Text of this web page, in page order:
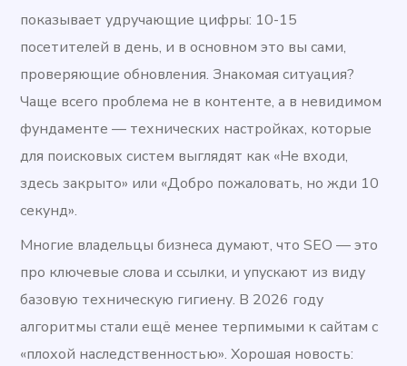
показывает удручающие цифры: 10-15
посетителей в день, и в основном это вы сами,
проверяющие обновления. Знакомая ситуация?
Чаще всего проблема не в контенте, а в невидимом
фундаменте — технических настройках, которые
для поисковых систем выглядят как «Не входи,
здесь закрыто» или «Добро пожаловать, но жди 10
секунд».
Многие владельцы бизнеса думают, что SEO — это
про ключевые слова и ссылки, и упускают из виду
базовую техническую гигиену. В 2026 году
алгоритмы стали ещё менее терпимыми к сайтам с
«плохой наследственностью». Хорошая новость: